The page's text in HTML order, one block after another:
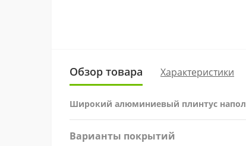
Обзор товара Характеристики
Широкий алюминиевый плинтус
Варианты покрытий